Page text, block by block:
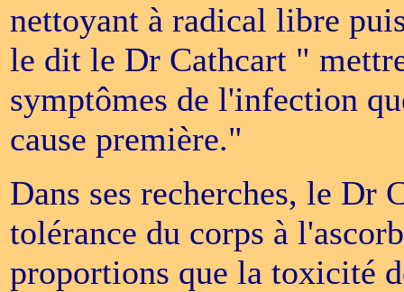
nettoyant à radical libre
le dit le Dr Cathcart "
symptômes de l'infection
cause première."
Dans ses recherches, le Dr
tolérance du corps à
proportions que la toxicité